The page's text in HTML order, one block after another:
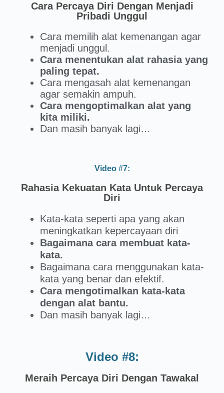
Cara Percaya Diri Dengan Menjadi
Pribadi Unggul
Cara memilih alat kemenangan agar
menjadi unggul.
Cara menentukan alat rahasia yang
paling tepat.
Cara mengasah alat kemenangan
agar semakin ampuh.
Cara mengoptimalkan alat yang
kita miliki.
Dan masih banyak lagi…
Video #7:
Rahasia Kekuatan Kata Untuk Percaya
Diri
Kata-kata seperti apa yang akan
meningkatkan kepercayaan diri
Bagaimana cara membuat kata-
kata.
Bagaimana cara menggunakan kata-
kata yang benar dan efektif.
Cara mengotimalkan kata-kata
dengan alat bantu.
Dan masih banyak lagi…
Video #8:
Meraih Percaya Diri Dengan Tawakal